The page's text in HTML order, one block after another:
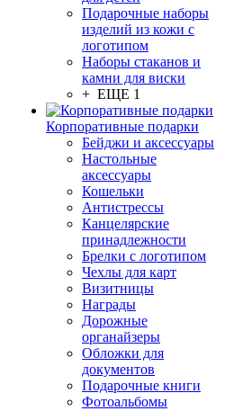
Подарочные наборы
изделий из кожи с
логотипом
Наборы стаканов и
камни для виски
+ ЕЩЕ 1
Корпоративные подарки
Бейджи и аксессуары
Настольные
аксессуары
Кошельки
Антистрессы
Канцелярские
принадлежности
Брелки с логотипом
Чехлы для карт
Визитницы
Награды
Дорожные
органайзеры
Обложки для
документов
Подарочные книги
Фотоальбомы